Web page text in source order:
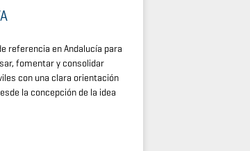
referencia en Andalucía para
fomentar y consolidar
con una clara orientación
la concepción de la idea